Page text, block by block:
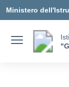
Ministero